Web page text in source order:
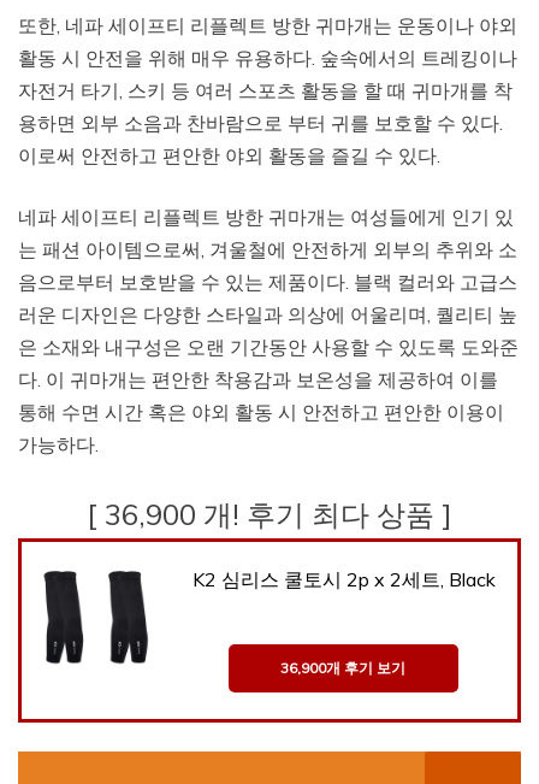
또한, 네파 세이프티 리플렉트 방한 귀마개는 운동이나 야외
활동 시 안전을 위해 매우 유용하다. 숲속에서의 트레킹이나
자전거 타기, 스키 등 여러 스포츠 활동을 할 때 귀마개를 착
용하면 외부 소음과 찬바람으로 부터 귀를 보호할 수 있다.
이로써 안전하고 편안한 야외 활동을 즐길 수 있다.
네파 세이프티 리플렉트 방한 귀마개는 여성들에게 인기 있
는 패션 아이템으로써, 겨울철에 안전하게 외부의 추위와 소
음으로부터 보호받을 수 있는 제품이다. 블랙 컬러와 고급스
러운 디자인은 다양한 스타일과 의상에 어울리며, 퀄리티 높
은 소재와 내구성은 오랜 기간동안 사용할 수 있도록 도와준
다. 이 귀마개는 편안한 착용감과 보온성을 제공하여 이를
통해 수면 시간 혹은 야외 활동 시 안전하고 편안한 이용이
가능하다.
[ 36,900 개! 후기 최다 상품 ]
K2 심리스 쿨토시 2p x 2세트, Black
36,900개 후기 보기